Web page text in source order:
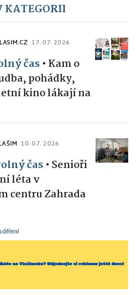
KATEGORII
17. 07. 2026
čas • Kam o
pohádky,
kino lákají na
10. 07. 2026
čas • Senioři
léta v
centru Zahrada